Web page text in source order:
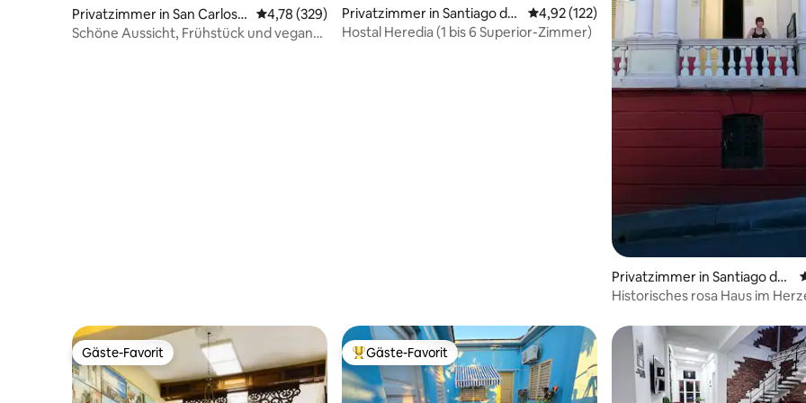
Privatzimmer in San Carlos y
Santa Rita
Durchschnittliche Bewertung: 4,78 von 5, 329 Bewertungen
4,78 (329)
Schöne Aussicht, Frühstück und vegane
Privatzimmer in Santiago de
Cuba
Durchschnittliche Bewertung: 4,92 von 5,
4,92 (122)
Hostal Heredia (1 bis 6 Superior-Zimmer)
Privatzimmer in Santiago de
Cuba
Historisches rosa Haus im
Gäste-Favorit
Gäste-Favorit Beliebter Gäste-Favorit.
Gäste-Favorit